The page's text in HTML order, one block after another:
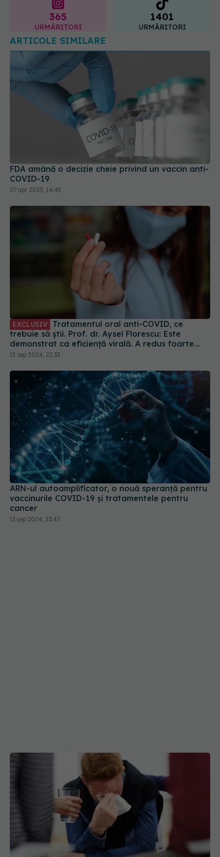
ARTICOLE SIMILARE
FDA amână o decizie cheie privind un vaccin anti-
trebuie să știi. Prof. dr. Aysel Florescu: Este
demonstrat ca eficiență virală. A redus foarte
mult riscul de spitalizare
15 sep 2024, 22:33
ARN-ul autoamplificator, o nouă speranță pentru
vaccinurile COVID-19 și tratamentele pentru
cancer
13 sep 2024, 23:47
infecții, nociv pentru sănătate. Anca Crupariu: